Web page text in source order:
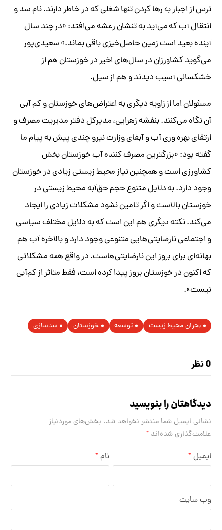
ترس از اجبار به رها کردن تنها شغلی که در خاطر دارند. نام سد و
انتقال آب که می‌آید به تنشان رعشه می‌افتد: «در چند سال
آینده بعید است زمین حاصل‌خیزی باقی بماند.» سعیدی‌پور
می‌گوید کشاورزان در سال‌های اخیر در خوزستان هم از
خشکسالی آسیب دیدند و هم از سیل.
مسئولان اما از زاویه دیگری به اعتراض‌های خوزستان و کم آبی
آن نگاه می‌کنند. بنفشه زهرایی، مدیرکل دفتر مدیریت مصرف و
ارتقای بهره وری آب و آبفای وزارت نیرو چندی پیش به پیام ما
گفته بود: «بزرگترین مصرف کننده آب خوزستان بخش
کشاورزی است و همچنین نیاز محیط زیستی زیادی در خوزستان
وجود دارد. به دلایل متنوع حجم حق‌آبه محیط زیستی در
خوزستان بالاست و اگر تامین نشود مشکلات زیادی را ایجاد
می‌کند. نکته دیگری هم این است که به دلایل مختلف سیاسی
و اجتماعی نارضایتی‌هایی متنوعی وجود دارد و بالاخره آب هم
بهانه‌ای برای بروز این نارضایتی‌هاست. در واقع همه مشکلاتی
که اکنون در خوزستان بروز پیدا کرده است، فقط متاثر از کم‌آبی
نیست».
بحران محیط زیست توسعه خوزستان سدسازی
0 نظر
دیدگاهتان را بنویسید
نشانی ایمیل شما منتشر نخواهد شد. بخش‌های موردنیاز
علامت‌گذاری شده‌اند*
نام * ایمیل *
وب‌ سایت